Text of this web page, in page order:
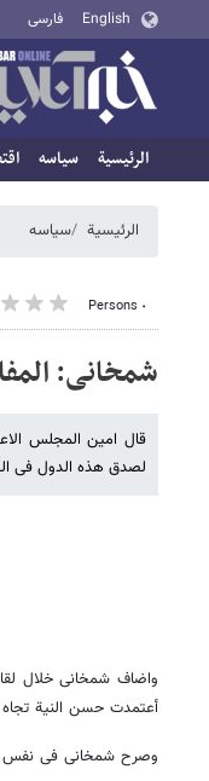
English فارسی
الرئيسية سیاسه
الرئيسية سیاسه
٠ Persons
شمخانی: المفاوضات
لصدق هذه الدول فی
واضاف شمخانی خلال
أعتمدت حسن النیة تجاه
وصرح شمخانی فی نفس